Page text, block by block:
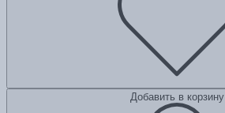
Добавить в корзину